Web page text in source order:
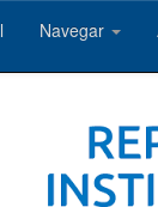
Navegar